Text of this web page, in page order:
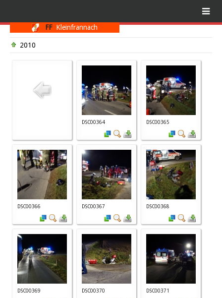
FF Kleinfrannach
2010
DSC00364 DSC00365
DSC00366 DSC00367 DSC00368
DSC00369 DSC00370 DSC00371